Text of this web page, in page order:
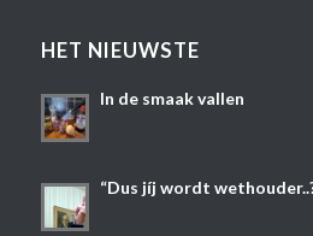
HET NIEUWSTE
In de smaak vallen
“Dus jíj wordt